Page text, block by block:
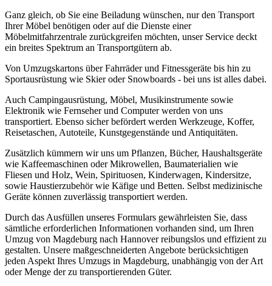
Ganz gleich, ob Sie eine Beiladung wünschen, nur den Transport
Ihrer Möbel benötigen oder auf die Dienste einer
Möbelmitfahrzentrale zurückgreifen möchten, unser Service deckt
ein breites Spektrum an Transportgütern ab.
Von Umzugskartons über Fahrräder und Fitnessgeräte bis hin zu
Sportausrüstung wie Skier oder Snowboards - bei uns ist alles dabei.
Auch Campingausrüstung, Möbel, Musikinstrumente sowie
Elektronik wie Fernseher und Computer werden von uns
transportiert. Ebenso sicher befördert werden Werkzeuge, Koffer,
Reisetaschen, Autoteile, Kunstgegenstände und Antiquitäten.
Zusätzlich kümmern wir uns um Pflanzen, Bücher, Haushaltsgeräte
wie Kaffeemaschinen oder Mikrowellen, Baumaterialien wie
Fliesen und Holz, Wein, Spirituosen, Kinderwagen, Kindersitze,
sowie Haustierzubehör wie Käfige und Betten. Selbst medizinische
Geräte können zuverlässig transportiert werden.
Durch das Ausfüllen unseres Formulars gewährleisten Sie, dass
sämtliche erforderlichen Informationen vorhanden sind, um Ihren
Umzug von Magdeburg nach Hannover reibungslos und effizient zu
gestalten. Unsere maßgeschneiderten Angebote berücksichtigen
jeden Aspekt Ihres Umzugs in Magdeburg, unabhängig von der Art
oder Menge der zu transportierenden Güter.